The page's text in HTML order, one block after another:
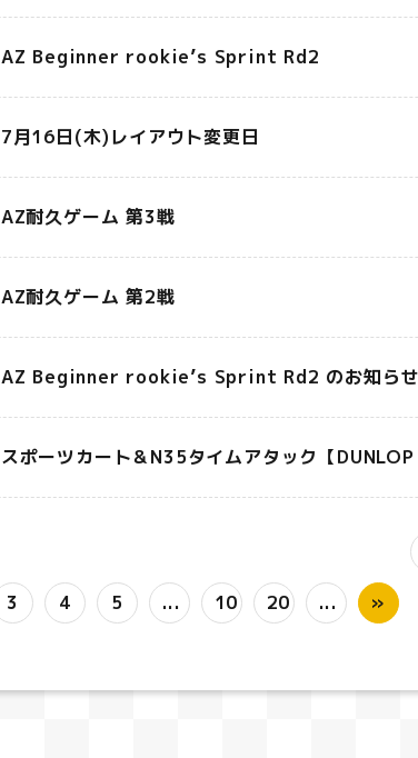
AZ Beginner rookie’s Sprint Rd2
7月16日(木)レイアウト変更日
AZ耐久ゲーム 第3戦
AZ耐久ゲーム 第2戦
AZ Beginner rookie’s Sprint Rd2 のお知ら
スポーツカート＆N35タイムアタック【
3 4 5 ... 10 20 ... »